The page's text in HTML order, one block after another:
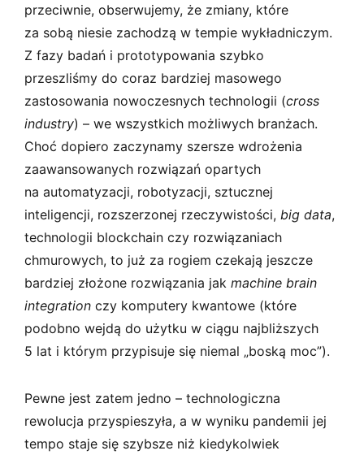
przeciwnie, obserwujemy, że zmiany, które
za sobą niesie zachodzą w tempie wykładniczym.
Z fazy badań i prototypowania szybko
przeszliśmy do coraz bardziej masowego
zastosowania nowoczesnych technologii (cross
industry) – we wszystkich możliwych branżach.
Choć dopiero zaczynamy szersze wdrożenia
zaawansowanych rozwiązań opartych
na automatyzacji, robotyzacji, sztucznej
inteligencji, rozszerzonej rzeczywistości, big data,
technologii blockchain czy rozwiązaniach
chmurowych, to już za rogiem czekają jeszcze
bardziej złożone rozwiązania jak machine brain
integration czy komputery kwantowe (które
podobno wejdą do użytku w ciągu najbliższych
5 lat i którym przypisuje się niemal „boską moc”).
Pewne jest zatem jedno – technologiczna
rewolucja przyspieszyła, a w wyniku pandemii jej
tempo staje się szybsze niż kiedykolwiek